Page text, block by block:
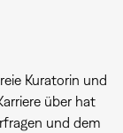
Kuratorin und
über hat
und dem